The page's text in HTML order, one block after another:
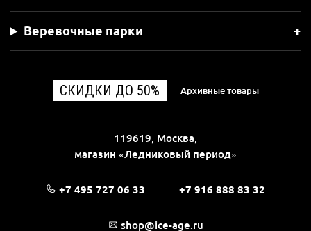
Веревочные парки
СКИДКИ ДО 50% Архивные товары
119619, Москва,
магазин «Ледниковый период»
+7 495 727 06 33 +7 916 888 83 32
shop@ice-age.ru